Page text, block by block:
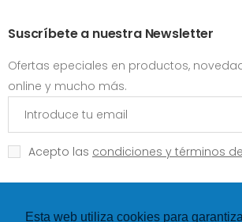
Esta web utiliza cookies para
Suscríbete a nuestra Newsletter
Ofertas epeciales en productos,
online y mucho más.
Acepto las condiciones y términos